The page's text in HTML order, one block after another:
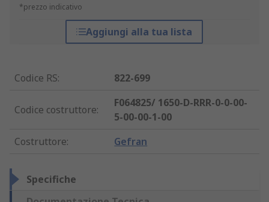
*prezzo indicativo
Aggiungi alla tua lista
Codice RS: 822-699
Codice costruttore:
F064825/ 1650-D-RRR-0-0-00-
5-00-00-1-00
Costruttore: Gefran
Specifiche